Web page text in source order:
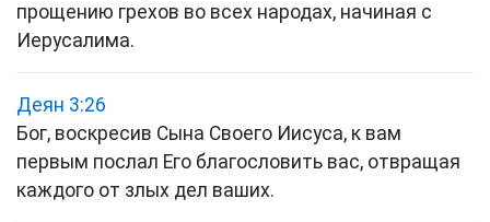
прощению грехов во всех народах, начиная с
Иерусалима.
Деян 3:26
Бог, воскресив Сына Своего Иисуса, к вам
первым послал Его благословить вас, отвращая
каждого от злых дел ваших.